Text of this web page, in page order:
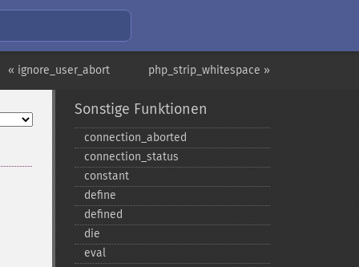
php_strip_whitespace »
« ignore_user_abort
Sonstige Funktionen
connection_​aborted
connection_​status
constant
define
defined
die
eval